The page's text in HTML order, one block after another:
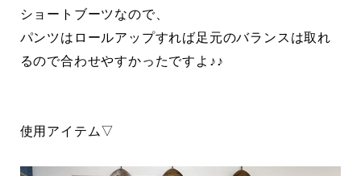
ショートブーツなので、
パンツはロールアップすれば足元のバランスは取れ
るので合わせやすかったですよ♪♪
使用アイテム▽